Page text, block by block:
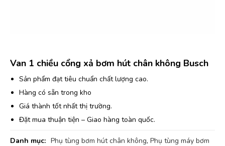
Van 1 chiều cổng xả bơm hút chân không Busch
Sản phẩm đạt tiêu chuẩn chất lượng cao.
Hàng có sẵn trong kho
Giá thành tốt nhất thị trường.
Đặt mua thuận tiện – Giao hàng toàn quốc.
Danh mục: Phụ tùng bơm hút chân không, Phụ tùng máy bơm